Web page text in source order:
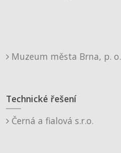
Muzeum města Brna, p. o.
Technické řešení
Černá a fialová s.r.o.